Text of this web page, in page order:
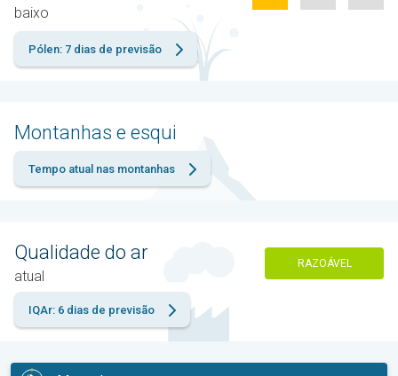
baixo
Pólen: 7 dias de previsão
Montanhas e esqui
Tempo atual nas montanhas
Qualidade do ar
atual
RAZOÁVEL
IQAr: 6 dias de previsão